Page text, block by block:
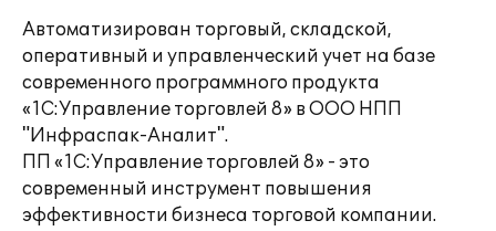
Автоматизирован торговый, складской,
оперативный и управленческий учет на базе
современного программного продукта
«1С:Управление торговлей 8» в ООО НПП
"Инфраспак-Аналит".
ПП «1С:Управление торговлей 8» - это
современный инструмент повышения
эффективности бизнеса торговой компании.